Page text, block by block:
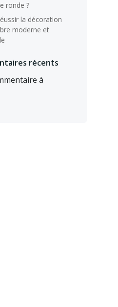
ronde ?
la décoration
moderne et
récents
à